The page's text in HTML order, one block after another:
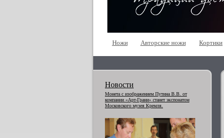
Ножи Авторские ножи Кортики
Новости
Монета с изображением Путина В.В. от
компании «Арт-Грани» станет экспонатом
Московского музея Кремля.